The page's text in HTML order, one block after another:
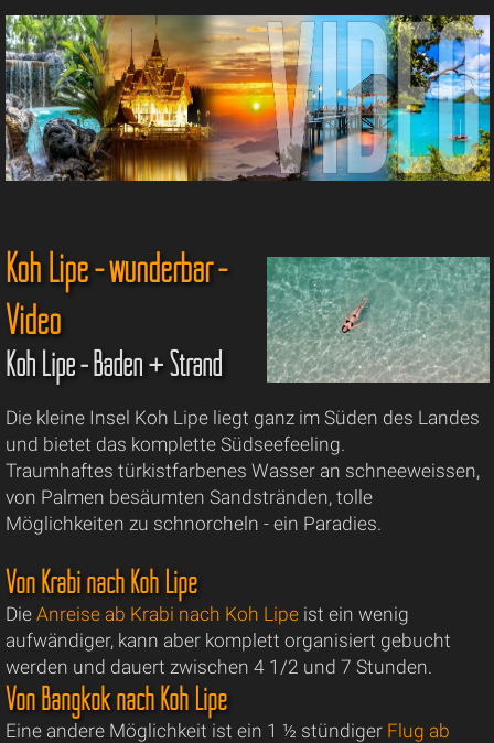
Koh Lipe - wunderbar -
Video
Koh Lipe - Baden + Strand
Die kleine Insel Koh Lipe liegt ganz im Süden des Landes
und bietet das komplette Südseefeeling.
Traumhaftes türkistfarbenes Wasser an schneeweissen,
von Palmen besäumten Sandstränden, tolle
Möglichkeiten zu schnorcheln - ein Paradies.
Von Krabi nach Koh Lipe
Die Anreise ab Krabi nach Koh Lipe ist ein wenig
aufwändiger, kann aber komplett organisiert gebucht
werden und dauert zwischen 4 1/2 und 7 Stunden.
Von Bangkok nach Koh Lipe
Eine andere Möglichkeit ist ein 1 ½ stündiger Flug ab